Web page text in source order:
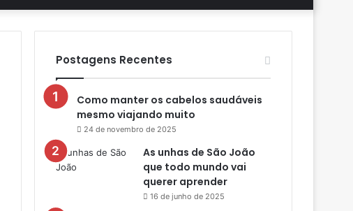
por
skin
aleatório
Postagens Recentes
Como manter os cabelos saudáveis
mesmo viajando muito
24 de novembro de 2025
As unhas de São João
que todo mundo vai
querer aprender
16 de junho de 2025